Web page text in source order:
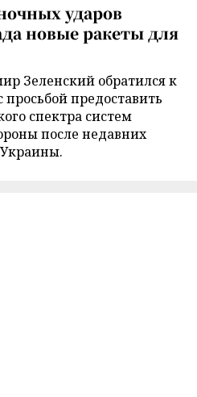
ударов
новые ракеты для
Зеленский обратился к
предоставить
спектра систем
после недавних